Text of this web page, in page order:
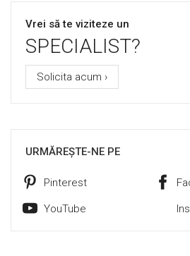
Vrei să te viziteze un
SPECIALIST?
Solicita acum ›
URMĂREȘTE-NE PE
Pinterest
YouTube